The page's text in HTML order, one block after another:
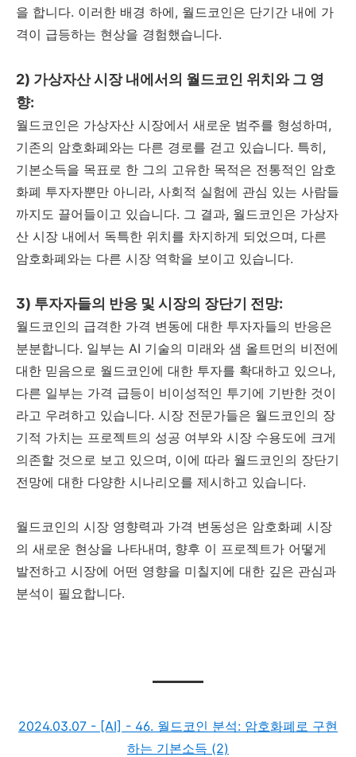
을 합니다. 이러한 배경 하에, 월드코인은 단기간 내에 가
격이 급등하는 현상을 경험했습니다.
2) 가상자산 시장 내에서의 월드코인 위치와 그 영
향:
월드코인은 가상자산 시장에서 새로운 범주를 형성하며,
기존의 암호화폐와는 다른 경로를 걷고 있습니다. 특히,
기본소득을 목표로 한 그의 고유한 목적은 전통적인 암호
화폐 투자자뿐만 아니라, 사회적 실험에 관심 있는 사람들
까지도 끌어들이고 있습니다. 그 결과, 월드코인은 가상자
산 시장 내에서 독특한 위치를 차지하게 되었으며, 다른
암호화폐와는 다른 시장 역학을 보이고 있습니다.
3) 투자자들의 반응 및 시장의 장단기 전망:
월드코인의 급격한 가격 변동에 대한 투자자들의 반응은
분분합니다. 일부는 AI 기술의 미래와 샘 올트먼의 비전에
대한 믿음으로 월드코인에 대한 투자를 확대하고 있으나,
다른 일부는 가격 급등이 비이성적인 투기에 기반한 것이
라고 우려하고 있습니다. 시장 전문가들은 월드코인의 장
기적 가치는 프로젝트의 성공 여부와 시장 수용도에 크게
의존할 것으로 보고 있으며, 이에 따라 월드코인의 장단기
전망에 대한 다양한 시나리오를 제시하고 있습니다.
월드코인의 시장 영향력과 가격 변동성은 암호화폐 시장
의 새로운 현상을 나타내며, 향후 이 프로젝트가 어떻게
발전하고 시장에 어떤 영향을 미칠지에 대한 깊은 관심과
분석이 필요합니다.
2024.03.07 - [AI] - 46. 월드코인 분석: 암호화폐로 구현
하는 기본소득 (2)